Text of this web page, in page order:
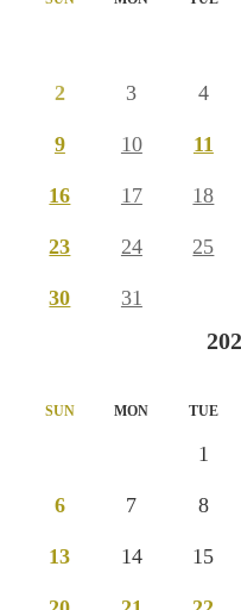
2
3 4
9
10 11
16
17 18
23
24 25
30
31
SUN MON TUE
1
6
7 8
13
14 15